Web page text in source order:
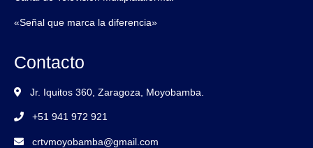
«Señal que marca la diferencia»
Contacto
Jr. Iquitos 360, Zaragoza, Moyobamba.
+51 941 972 921
crtvmoyobamba@gmail.com